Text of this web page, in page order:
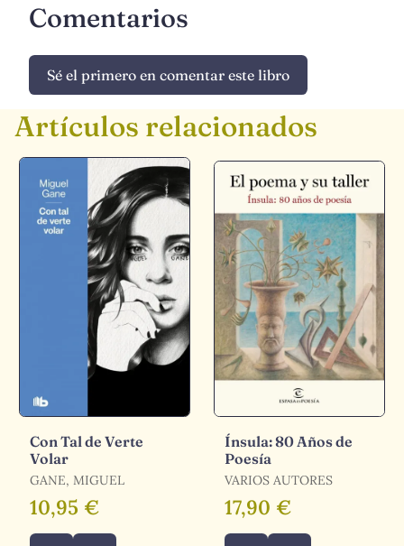
Comentarios
Sé el primero en comentar este libro
Artículos relacionados
Con Tal de Verte
Volar
GANE, MIGUEL
10,95 €
Ínsula: 80 Años de
Poesía
VARIOS AUTORES
17,90 €